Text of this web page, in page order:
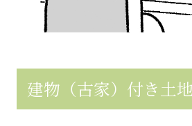
建物（古家）付き土